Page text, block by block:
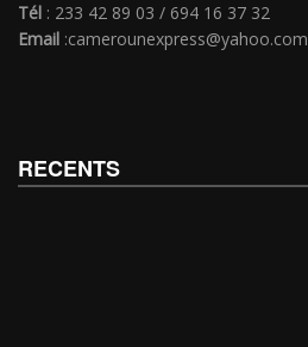
Tél : 233 42 89 03 / 694 16 37 32
Email :camerounexpress@yahoo.com
RECENTS